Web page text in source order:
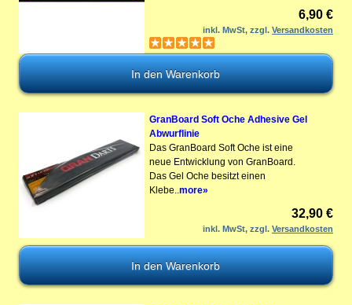
6,90 €
inkl. MwSt, zzgl.Versandkosten
GranBoard Soft Oche Adhesive Gel
Abwurflinie
Das GranBoard Soft Oche ist eine
neue Entwicklung von GranBoard.
Das Gel Oche besitzt einen
Klebe..more»
32,90 €
inkl. MwSt, zzgl.Versandkosten